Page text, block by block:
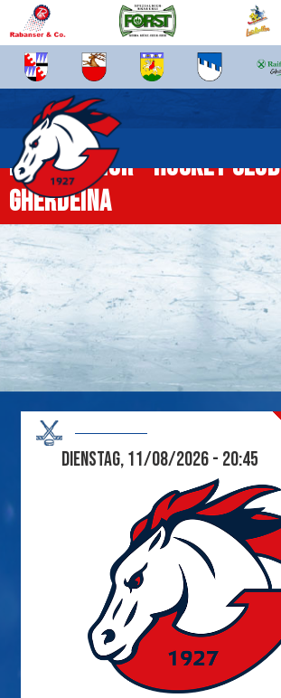
News Senior - Hockey Club
Gherdëina
Dienstag, 11/08/2026 - 20:45